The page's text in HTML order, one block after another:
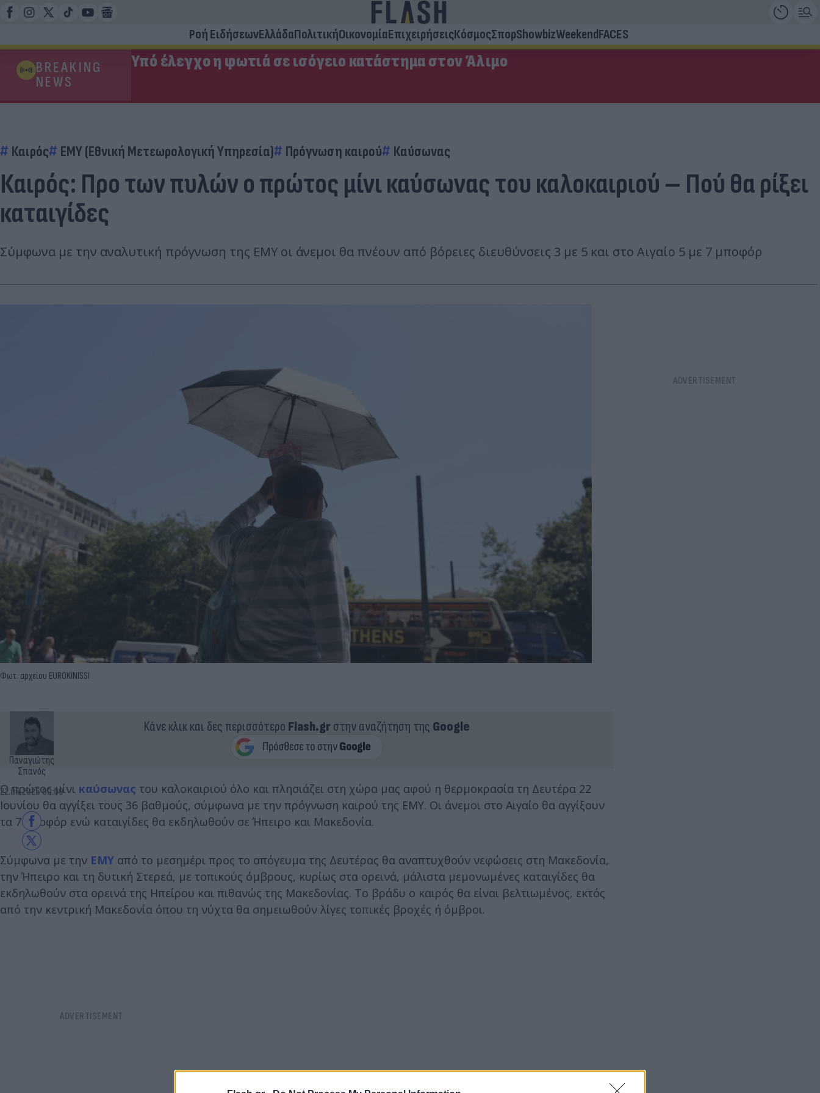
Ροή ΕιδήσεωνΕλλάδαΠολιτικήΟικονομίαΕπιχειρήσειςΚόσμοςΣπορShowbizWeekendFACES
BREAKING
NEWS
Υπό έλεγχο η φωτιά σε ισόγειο κατάστημα στον Άλιμο
Καιρός ΕΜΥ (Εθνική Μετεωρολογική Υπηρεσία) Πρόγνωση καιρού Καύσωνας
Καιρός: Προ των πυλών ο πρώτος μίνι καύσωνας του καλοκαιριού – Πού θα ρίξει
καταιγίδες
Σύμφωνα με την αναλυτική πρόγνωση της ΕΜΥ οι άνεμοι θα πνέουν από βόρειες διευθύνσεις 3 με 5 και στο Αιγαίο 5 με 7 μποφόρ
Φωτ. αρχείου EUROKINISSI
Παναγιώτης
Σπανός
22.06.2026 00:09
Κάνε κλικ και δες περισσότερο Flash.grστην αναζήτηση της Google
Ο πρώτος μίνι καύσωνας του καλοκαιριού όλο και πλησιάζει στη χώρα μας αφού η θερμοκρασία τη Δευτέρα 22
Ιουνίου θα αγγίξει τους 36 βαθμούς, σύμφωνα με την πρόγνωση καιρού της ΕΜΥ. Οι άνεμοι στο Αιγαίο θα αγγίξουν
τα 7 μποφόρ ενώ καταιγίδες θα εκδηλωθούν σε Ήπειρο και Μακεδονία.
Σύμφωνα με την ΕΜΥ από το μεσημέρι προς το απόγευμα της Δευτέρας θα αναπτυχθούν νεφώσεις στη Μακεδονία,
την Ήπειρο και τη δυτική Στερεά, με τοπικούς όμβρους, κυρίως στα ορεινά, μάλιστα μεμονωμένες καταιγίδες θα
εκδηλωθούν στα ορεινά της Ηπείρου και πιθανώς της Μακεδονίας. Το βράδυ ο καιρός θα είναι βελτιωμένος, εκτός
από την κεντρική Μακεδονία όπου τη νύχτα θα σημειωθούν λίγες τοπικές βροχές ή όμβροι.